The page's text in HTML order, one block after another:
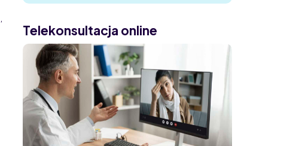
Telekonsultacja online